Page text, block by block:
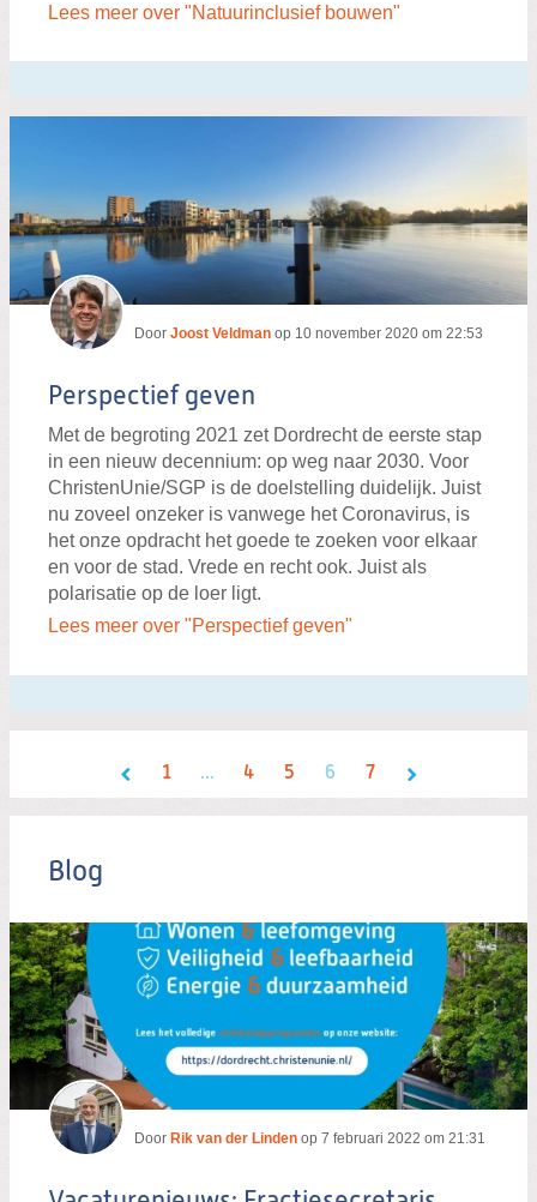
Lees meer over "Natuurinclusief bouwen"
Door Joost Veldman op 10 november 2020 om 22:53
Perspectief geven
Met de begroting 2021 zet Dordrecht de eerste stap
in een nieuw decennium: op weg naar 2030. Voor
ChristenUnie/SGP is de doelstelling duidelijk. Juist
nu zoveel onzeker is vanwege het Coronavirus, is
het onze opdracht het goede te zoeken voor elkaar
en voor de stad. Vrede en recht ook. Juist als
polarisatie op de loer ligt.
Lees meer over "Perspectief geven"
1 ... 4 5 6 7
Blog
Door Rik van der Linden op 7 februari 2022 om 21:31